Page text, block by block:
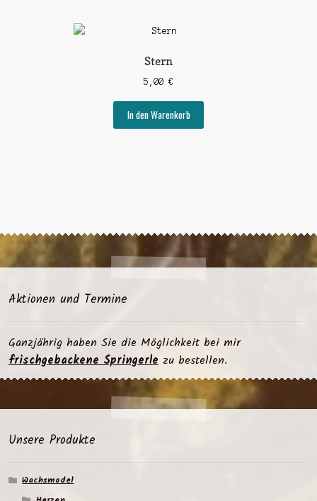
Stern
5,00 €
In den Warenkorb
Aktionen und Termine
Ganzjährig haben Sie die Möglichkeit bei mir
frischgebackene Springerlezu bestellen.
Unsere Produkte
Wachsmodel